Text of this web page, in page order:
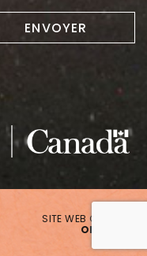
SITE WEB CRÉÉ PAR
ONAKI.CA